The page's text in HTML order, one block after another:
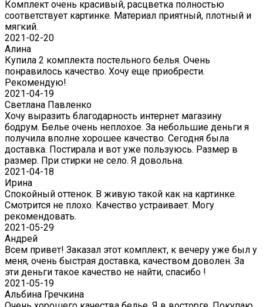
Комплект очень красивый, расцветка полностью
соответствует картинке. Материал приятный, плотный и
мягкий.
2021-02-20
Алина
Купила 2 комплекта постельного белья. Очень
понравилось качество. Хочу еще приобрести.
Рекомендую!
2021-04-19
Светлана Павленко
Хочу выразить благодарность интернет магазину
бодрум. Белье очень неплохое. За небольшие деньги я
получила вполне хорошее качество. Сегодня была
доставка. Постирала и вот уже пользуюсь. Размер в
размер. При стирки не село. Я довольна.
2021-04-18
Ирина
Спокойный оттенок. В живую такой как на картинке.
Смотрится не плохо. Качество устраивает. Могу
рекомендовать.
2021-05-29
Андрей
Всем привет! Заказал этот комплект, к вечеру уже был у
меня, очень быстрая доставка, качеством доволен. За
эти деньги такое качество не найти, спасибо !
2021-05-19
Альбина Гречкина